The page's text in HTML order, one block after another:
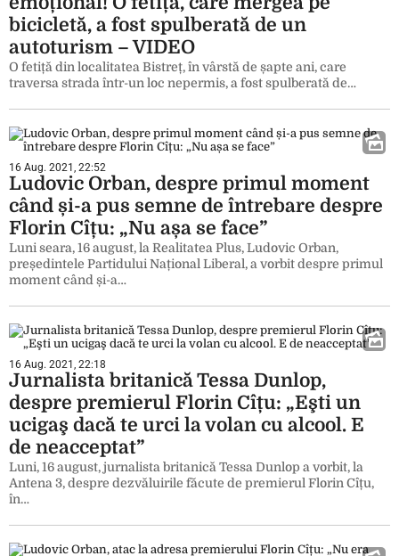
bicicletă, a fost spulberată de un
autoturism – VIDEO
O fetiță din localitatea Bistreț, în vârstă de șapte ani, care
traversa strada într-un loc nepermis, a fost spulberată de…
16 Aug. 2021, 22:52
Ludovic Orban, despre primul moment
când și-a pus semne de întrebare despre
Florin Cîțu: „Nu așa se face”
Luni seara, 16 august, la Realitatea Plus, Ludovic Orban,
președintele Partidului Național Liberal, a vorbit despre primul
moment când și-a…
16 Aug. 2021, 22:18
Jurnalista britanică Tessa Dunlop,
despre premierul Florin Cîțu: „Eşti un
ucigaş dacă te urci la volan cu alcool. E
de neacceptat”
Luni, 16 august, jurnalista britanică Tessa Dunlop a vorbit, la
Antena 3, despre dezvăluirile făcute de premierul Florin Cîțu,
în…